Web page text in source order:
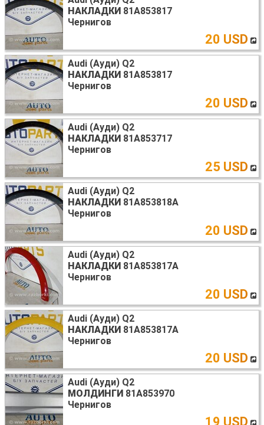
НАКЛАДКИ 81A853817
Чернигов
20 USD
Audi (Ауди) Q2
НАКЛАДКИ 81A853817
Чернигов
20 USD
Audi (Ауди) Q2
НАКЛАДКИ 81A853717
Чернигов
25 USD
Audi (Ауди) Q2
НАКЛАДКИ 81A853818A
Чернигов
20 USD
Audi (Ауди) Q2
НАКЛАДКИ 81A853817A
Чернигов
20 USD
Audi (Ауди) Q2
НАКЛАДКИ 81A853817A
Чернигов
20 USD
Audi (Ауди) Q2
МОЛДИНГИ 81A853970
Чернигов
19 USD